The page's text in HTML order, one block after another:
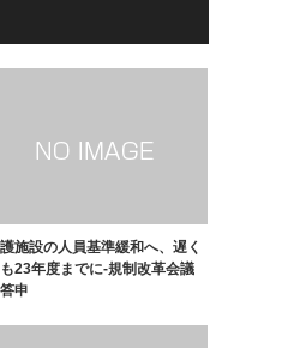
施設の人員基準緩和へ、遅く
23年度までに-規制改革会議
申